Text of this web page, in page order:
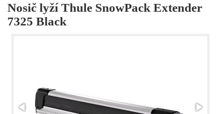
Nosič lyží Thule SnowPack Extender
7325 Black